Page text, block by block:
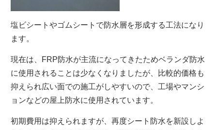
塩ビシートやゴムシートで防水層を形成する工法になり
ます。
現在は、FRP防水が主流になってきたためベランダ防水
に使用されることは少なくなりましたが、比較的価格も
抑えられ広い面での施工がしやすいので、工場やマンシ
ョンなどの屋上防水に使用されています。
初期費用は抑えられますが、再度シート防水を新設しよ